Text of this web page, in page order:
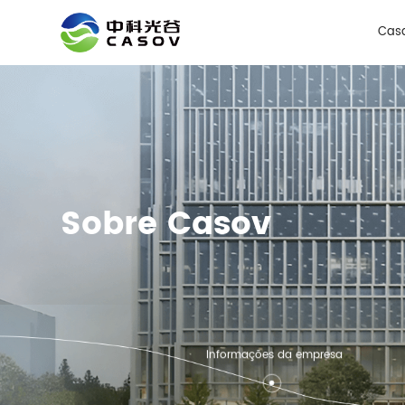
Sobre Casov
Informações da empresa